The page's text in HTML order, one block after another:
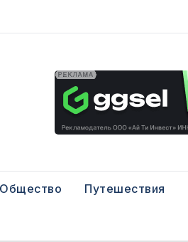
Общество Путешествия